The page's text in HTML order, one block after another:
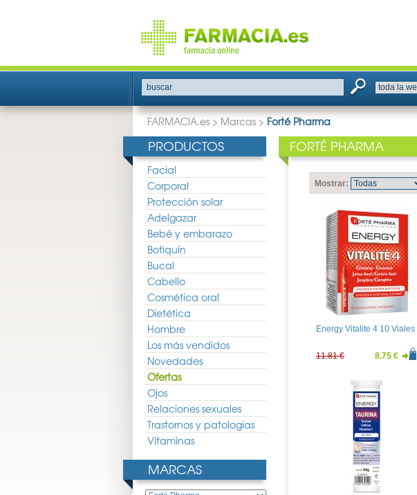
buscar
FARMACIA.es > Marcas > Forté Pharma
PRODUCTOS
Facial
Corporal
Protección solar
Adelgazar
Bebé y embarazo
Botiquín
Bucal
Cabello
Cosmética oral
Dietética
Hombre
Los más vendidos
Novedades
Ofertas
Ojos
Relaciones sexuales
Trastornos y patologias
Vitaminas
MARCAS
FORTÉ PHARMA
Mostrar:
Energy Vitalite 4 10 Viales
11.81 € 8.75 €